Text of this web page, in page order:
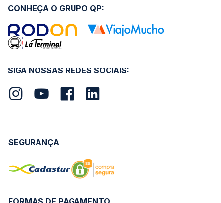
SIGA NOSSAS REDES SOCIAIS:
CONHEÇA O GRUPO QP:
FORMAS DE PAGAMENTO
SEGURANÇA